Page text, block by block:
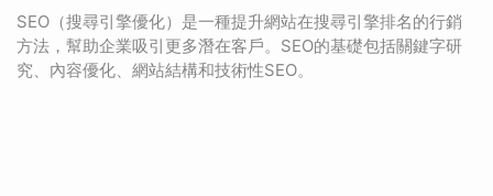
SEO（搜尋引擎優化）是一種提升網站在搜尋引擎排名的行銷
方法，幫助企業吸引更多潛在客戶。SEO的基礎包括關鍵字研
究、內容優化、網站結構和技術性SEO。